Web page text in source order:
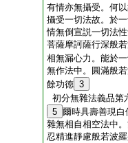
有情亦無攝受。何
攝受一切法故。於
情無倒宣説一切法
菩薩摩訶薩行深般
相無漏心力。能於
無作法中。圓滿般
餘功徳 3
初分無雜法義品第
5 爾時具壽善現
雜無相自相空法中
忍精進靜慮般若波